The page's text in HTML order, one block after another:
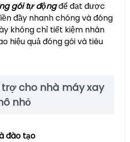
gói tự độngđể đạt được
đầy nhanh chóng và đóng
không chỉ tiết kiệm nhân
hiệu quả đóng gói và tiêu
trợ cho nhà máy xay
nhỏ
đào tạo